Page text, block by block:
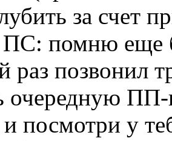
за счет
ПС: помню еще
раз позвонил
очередную ПП-
посмотри у